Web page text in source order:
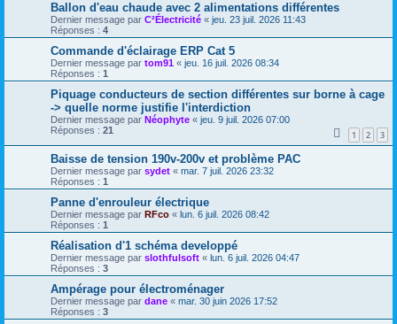
Ballon d'eau chaude avec 2 alimentations différentes
Dernier message par C²Électricité « jeu. 23 juil. 2026 11:43
Réponses : 4
Commande d'éclairage ERP Cat 5
Dernier message par tom91 « jeu. 16 juil. 2026 08:34
Réponses : 1
Piquage conducteurs de section différentes sur borne à cage
-> quelle norme justifie l'interdiction
Dernier message par Néophyte « jeu. 9 juil. 2026 07:00
Réponses : 21 1 2 3
Baisse de tension 190v-200v et problème PAC
Dernier message par sydet « mar. 7 juil. 2026 23:32
Réponses : 1
Panne d'enrouleur électrique
Dernier message par RFco « lun. 6 juil. 2026 08:42
Réponses : 1
Réalisation d'1 schéma developpé
Dernier message par slothfulsoft « lun. 6 juil. 2026 04:47
Réponses : 3
Ampérage pour électroménager
Dernier message par dane « mar. 30 juin 2026 17:52
Réponses : 3